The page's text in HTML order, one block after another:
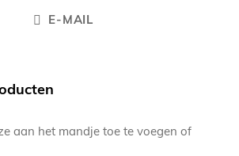
E-MAIL
aan het mandje toe te voegen of